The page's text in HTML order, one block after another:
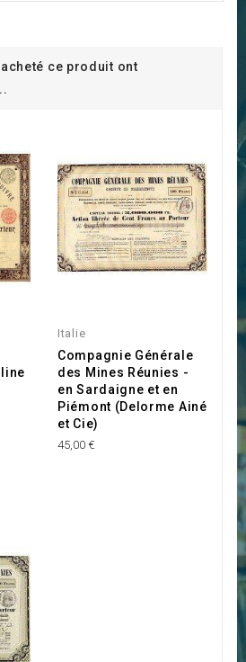
ce produit ont
Italie
Compagnie Générale
des Mines Réunies -
en Sardaigne et en
Piémont (Delorme Ainé
et Cie)
45,00 €